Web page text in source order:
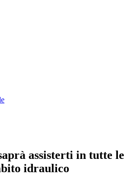
assisterti in tutte le
idraulico